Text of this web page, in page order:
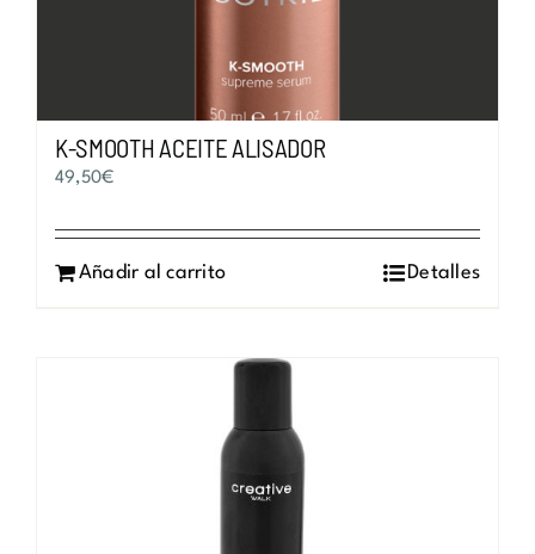
K-SMOOTH ACEITE ALISADOR
49,50€
Añadir al carrito Detalles